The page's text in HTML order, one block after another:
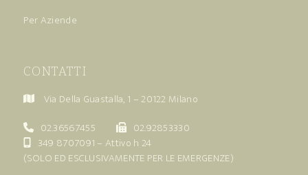
Per Aziende
CONTATTI
Via Della Guastalla, 1 – 20122 Milano
02.36567455
02.92853330
349 8707091 – Attivo h 24
(SOLO ED ESCLUSIVAMENTE PER LE EMERGENZE)